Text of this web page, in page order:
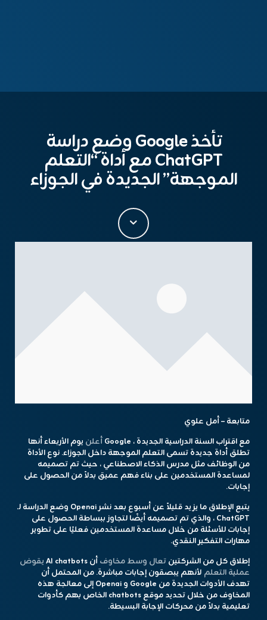
تأخذ Google وضع دراسة
ChatGPT مع أداة “التعلم
الموجهة” الجديدة في الجوزاء
متابعة – أمل علوي
مع اقتراب السنة الدراسية الجديدة ، Google
أعلن يوم الأربعاء أنها
تطلق أداة جديدة تسمى التعلم الموجهة داخل الجوزاء. نوع الأداة
من الوظائف مثل مدرس الذكاء الاصطناعي ، حيث تم تصميمه
لمساعدة المستخدمين على بناء فهم عميق بدلاً من الحصول على
إجابات.
يتبع الإطلاق ما يزيد قليلاً عن أسبوع بعد نشر Openai وضع الدراسة لـ
ChatGPT ، والذي تم تصميمه أيضًا لتجاوز ببساطة الحصول على
إجابات للأسئلة من خلال مساعدة المستخدمين فعليًا على تطوير
مهارات التفكير النقدي.
إطلاق كل من الشركتينتعال وسط مخاوفأن AI chatbots
يقوض
عملية التعلم لأنهم يبصقون إجابات مباشرة. من المحتمل أن
تهدف الأدوات الجديدة من Google و Openai إلى معالجة هذه
المخاوف من خلال تحديد موقع chatbots الخاص بهم كأدوات
تعليمية بدلاً من محركات الإجابة البسيطة.